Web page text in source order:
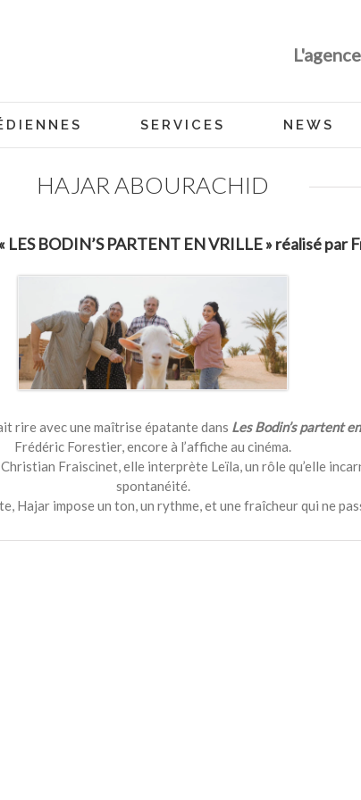
SERVICES NEWS
HAJAR ABOURACHID
LES BODIN’S PARTENT EN VRILLE » réalisé par
rire avec une maîtrise épatante dans Les Bodin’s partent
Frédéric Forestier, encore à l’affiche au cinéma.
Fraiscinet, elle interprète Leïla, un rôle qu’elle
spontanéité.
Hajar impose un ton, un rythme, et une fraîcheur qui ne